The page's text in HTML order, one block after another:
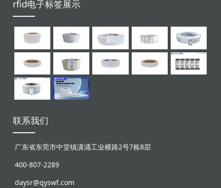
rfid电子标签展示
联系我们
广东省东莞市中堂镇潢涌工业横路2号7栋8层
400-807-2289
daysr@qyswf.com